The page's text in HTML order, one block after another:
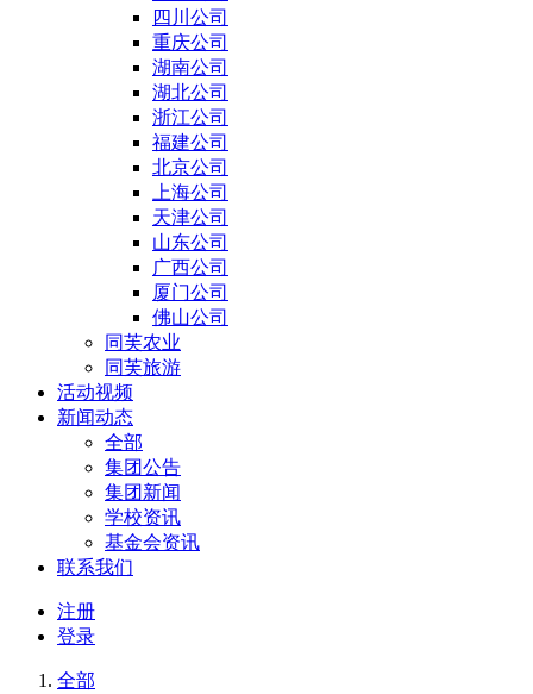
四川公司
重庆公司
湖南公司
湖北公司
浙江公司
福建公司
北京公司
上海公司
天津公司
山东公司
广西公司
厦门公司
佛山公司
同芙农业
同芙旅游
活动视频
新闻动态
全部
集团公告
集团新闻
学校资讯
基金会资讯
联系我们
注册
登录
全部